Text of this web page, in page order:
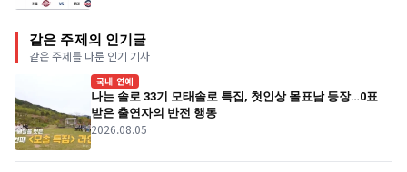
같은 주제의 인기글
같은 주제를 다룬 인기 기사
국내 연예
나는 솔로 33기 모태솔로 특집, 첫인상 몰표남 등장…0표
받은 출연자의 반전 행동
2026.08.05